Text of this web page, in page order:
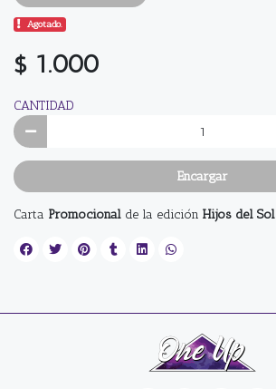
Agotado.
$ 1.000
CANTIDAD
Encargar
Carta Promocional de la edición Hijos del Sol